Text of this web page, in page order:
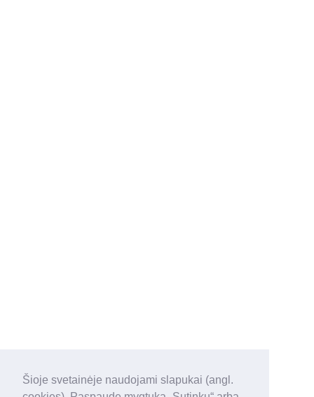
Šioje svetainėje naudojami slapukai (angl.